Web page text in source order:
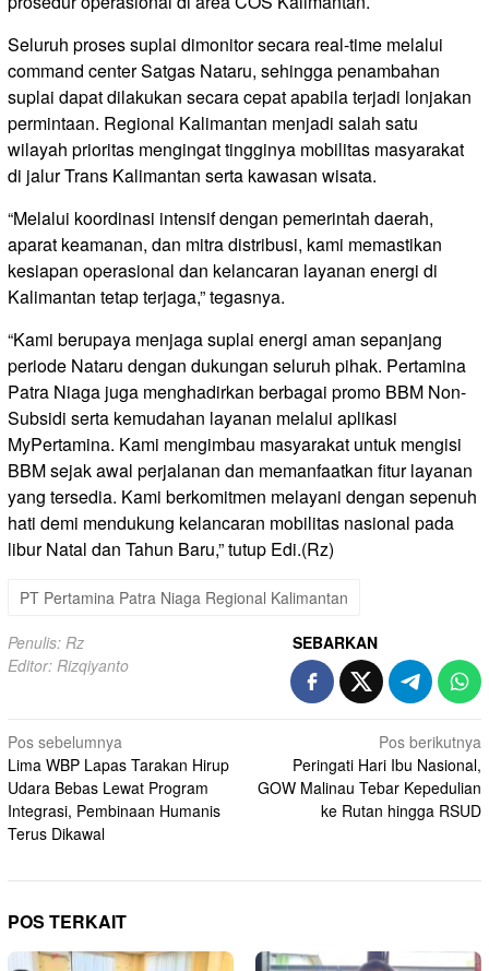
Seluruh proses suplai dimonitor secara real-time melalui
command center Satgas Nataru, sehingga penambahan
suplai dapat dilakukan secara cepat apabila terjadi lonjakan
permintaan. Regional Kalimantan menjadi salah satu
wilayah prioritas mengingat tingginya mobilitas masyarakat
di jalur Trans Kalimantan serta kawasan wisata.
“Melalui koordinasi intensif dengan pemerintah daerah,
aparat keamanan, dan mitra distribusi, kami memastikan
kesiapan operasional dan kelancaran layanan energi di
Kalimantan tetap terjaga,” tegasnya.
“Kami berupaya menjaga suplai energi aman sepanjang
periode Nataru dengan dukungan seluruh pihak. Pertamina
Patra Niaga juga menghadirkan berbagai promo BBM Non-
Subsidi serta kemudahan layanan melalui aplikasi
MyPertamina. Kami mengimbau masyarakat untuk mengisi
BBM sejak awal perjalanan dan memanfaatkan fitur layanan
yang tersedia. Kami berkomitmen melayani dengan sepenuh
hati demi mendukung kelancaran mobilitas nasional pada
libur Natal dan Tahun Baru,” tutup Edi.(Rz)
PT Pertamina Patra Niaga Regional Kalimantan
Penulis: Rz
Editor: Rizqiyanto
SEBARKAN
Navigasi
pos
Pos sebelumnya
Lima WBP Lapas Tarakan Hirup
Udara Bebas Lewat Program
Integrasi, Pembinaan Humanis
Terus Dikawal
Pos berikutnya
Peringati Hari Ibu Nasional,
GOW Malinau Tebar Kepedulian
ke Rutan hingga RSUD
POS TERKAIT